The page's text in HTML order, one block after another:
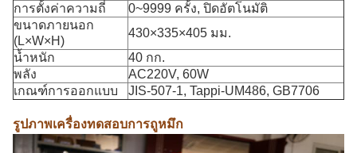
การตั้งค่าความถี่
0~9999 ครั้ง, ปิดอัตโนมัติ
ขนาดภายนอก
(L×W×H)
430×335×405 มม.
น้ำหนัก
40 กก.
พลัง
AC220V, 60W
เกณฑ์การออกแบบ
JIS-507-1, Tappi-UM486, GB7706
รูปภาพเครื่องทดสอบการถูหมึก